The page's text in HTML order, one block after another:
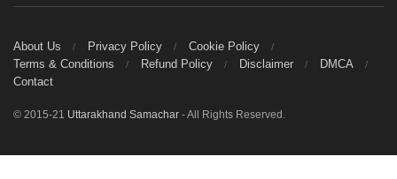
About Us Privacy Policy
Cookie Policy
Terms & Conditions
Refund Policy Disclaimer
DMCA
Contact
© 2015-21 Uttarakhand Samachar - All Rights Reserved.